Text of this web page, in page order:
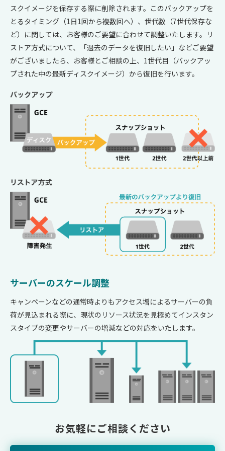
スクイメージを保存する際に削除されます。このバックアップを
とるタイミング（1日1回から複数回へ）、世代数（7世代保存な
ど）に関しては、お客様のご要望に合わせて調整いたします。 リ
ストア方式について、「過去のデータを復旧したい」などご要望
がございましたら、お客様とご相談の上、1世代目（バックアッ
プされた中の最新ディスクイメージ）から復旧を行います。
サーバーのスケール調整
キャンペーンなどの通常時よりもアクセス増によるサーバーの負
荷が見込まれる際に、現状のリソース状況を見極めてインスタン
スタイプの変更やサーバーの増減などの対応をいたします。
お気軽にご相談ください